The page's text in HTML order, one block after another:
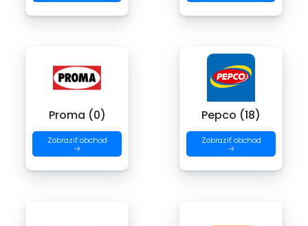
Proma (0)
Zobraziť obchod
→
Pepco (18)
Zobraziť obchod
→